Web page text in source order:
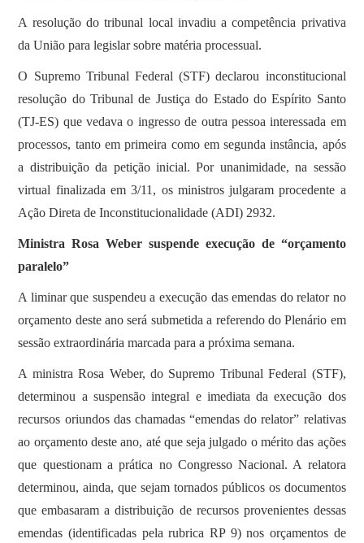
A resolução do tribunal local invadiu a competência privativa
da União para legislar sobre matéria processual.
O Supremo Tribunal Federal (STF) declarou inconstitucional
resolução do Tribunal de Justiça do Estado do Espírito Santo
(TJ-ES) que vedava o ingresso de outra pessoa interessada em
processos, tanto em primeira como em segunda instância, após
a distribuição da petição inicial. Por unanimidade, na sessão
virtual finalizada em 3/11, os ministros julgaram procedente a
Ação Direta de Inconstitucionalidade (ADI) 2932.
Ministra Rosa Weber suspende execução de “orçamento
paralelo”
A liminar que suspendeu a execução das emendas do relator no
orçamento deste ano será submetida a referendo do Plenário em
sessão extraordinária marcada para a próxima semana.
A ministra Rosa Weber, do Supremo Tribunal Federal (STF),
determinou a suspensão integral e imediata da execução dos
recursos oriundos das chamadas “emendas do relator” relativas
ao orçamento deste ano, até que seja julgado o mérito das ações
que questionam a prática no Congresso Nacional. A relatora
determinou, ainda, que sejam tornados públicos os documentos
que embasaram a distribuição de recursos provenientes dessas
emendas (identificadas pela rubrica RP 9) nos orçamentos de